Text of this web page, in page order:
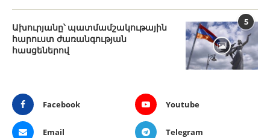
5
Ախուրյանը՝ պատմամշակութային
հարուստ ժառանգության
հասցեներով
Facebook Youtube
Email Telegram